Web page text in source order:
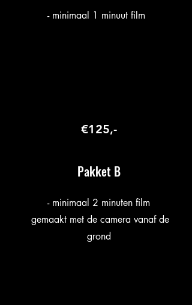
- minimaal 1 minuut film
€125,-
Pakket B
- minimaal 2 minuten film
gemaakt met de camera vanaf de
grond